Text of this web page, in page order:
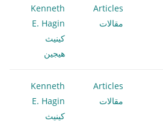
Articles
مقالات
Kenneth
E. Hagin
كينيث
هيجين
Articles
مقالات
Kenneth
E. Hagin
كينيث